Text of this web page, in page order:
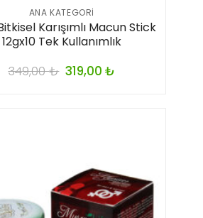
ANA KATEGORI
Karışımlı Macun Stick
12gx10 Tek Kullanımlık
349,00₺ 319,00₺